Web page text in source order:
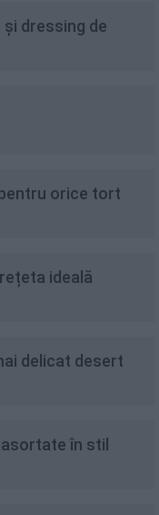
și dressing de
orice tort
ideală
delicat desert
în stil